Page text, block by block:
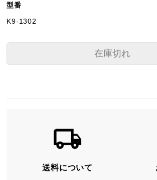
型番
K9-1302
在庫切れ
送料について